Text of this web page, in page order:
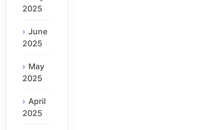
2025
June
2025
May
2025
April
2025